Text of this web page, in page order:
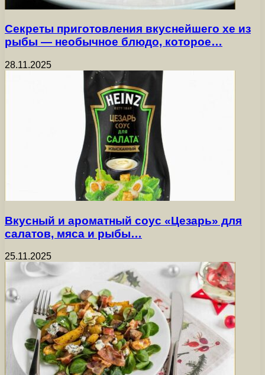
Секреты приготовления вкуснейшего хе из
рыбы — необычное блюдо, которое…
28.11.2025
Вкусный и ароматный соус «Цезарь» для
салатов, мяса и рыбы…
25.11.2025